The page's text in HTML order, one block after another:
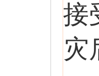
接
灾